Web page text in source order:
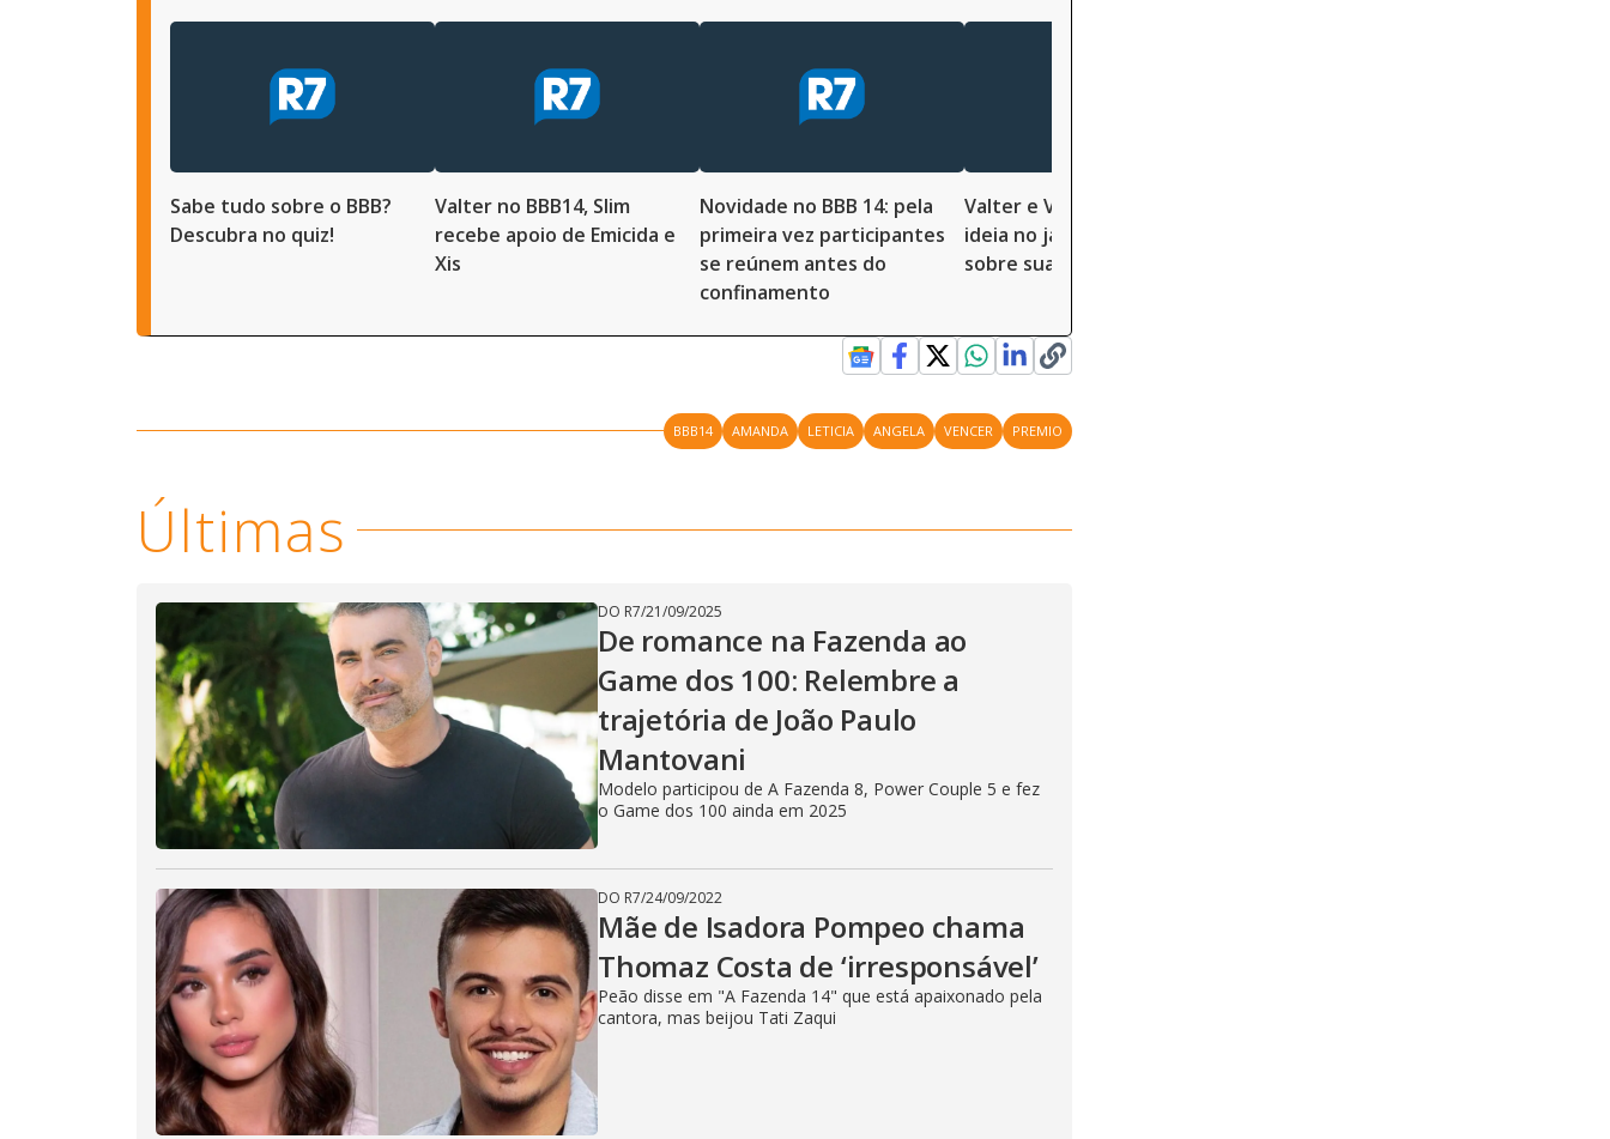
Sabe tudo sobre o BBB?
Descubra no quiz!
Valter no BBB14, Slim
recebe apoio de Emicida e
Xis
Novidade no BBB 14: pela
primeira vez participantes
se reúnem antes do
confinamento
Valter e Vanessa trocam
ideia no jardim; ele fala
sobre sua filha
BBB14 AMANDA LETICIA ANGELA VENCER PREMIO
Últimas
DO R7/21/09/2025
De romance na Fazenda ao
Game dos 100: Relembre a
trajetória de João Paulo
Mantovani
Modelo participou de A Fazenda 8, Power Couple 5 e fez
o Game dos 100 ainda em 2025
DO R7/24/09/2022
Mãe de Isadora Pompeo chama
Thomaz Costa de ‘irresponsável’
Peão disse em "A Fazenda 14" que está apaixonado pela
cantora, mas beijou Tati Zaqui